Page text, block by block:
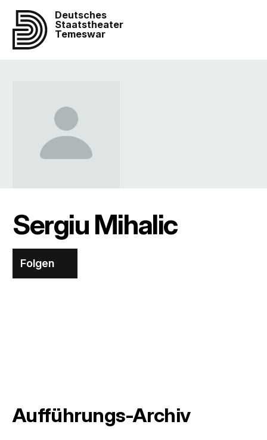
Deutsches
Staatstheater
Temeswar
Sergiu Mihalic
Folgen
Aufführungs-Archiv